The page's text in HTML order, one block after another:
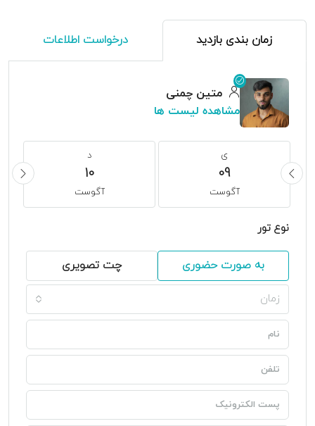
زمان بندی بازدید درخواست اطلاعات
متین چمنی
مشاهده لیست ها
ی
09
آگوست
د
10
آگوست
نوع تور
به صورت حضوری چت تصویری
زمان